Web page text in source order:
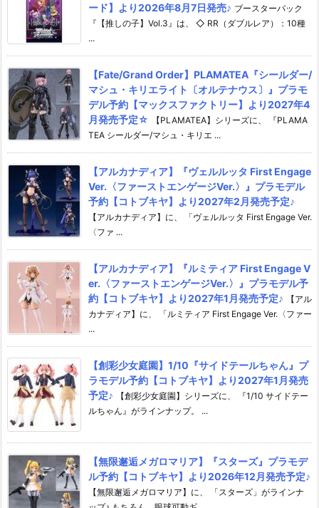
ード】より2026年8月7日発売♪ ブースターパック
『【推しの子】Vol.3』は、 ◇ RR（ダブルレア）：10種
...
【Fate/Grand Order】PLAMATEA『シールダー/
マシュ・キリエライト〔オルテナウス〕』プラモ
デル予約【マックスファクトリー】より2027年4
月発売予定☆
【PLAMATEA】シリーズに、 『PLAMA
TEA シールダー/マシュ・キリエ ...
【アルカナディア】『ヴェルルッタ First Engage
Ver.〈ファーストエンゲージVer.〉』プラモデル
予約【コトブキヤ】より2027年2月発売予定♪
【アルカナディア】に、 「ヴェルルッタ First Engage Ver.
〈ファ ...
【アルカナディア】『ルミティア First Engage V
er.〈ファーストエンゲージVer.〉』プラモデル予
約【コトブキヤ】より2027年1月発売予定♪
【アル
カナディア】に、 「ルミティア First Engage Ver.〈ファー
...
【創彩少女庭園】1/10『サイドテールちゃん』プ
ラモデル予約【コトブキヤ】より2027年1月発売
予定♪
【創彩少女庭園】シリーズに、 『1/10 サイドテー
ルちゃん』がラインナップ。 ...
【無限邂逅メガロマリア】『スターズ』プラモデ
ル予約【コトブキヤ】より2026年12月発売予定♪
【無限邂逅メガロマリア】に、 「スターズ」がラインナ